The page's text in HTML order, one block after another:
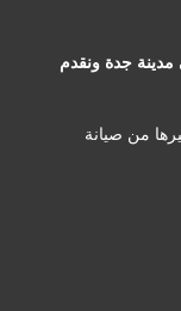
جدة ونقدم
من صيانة